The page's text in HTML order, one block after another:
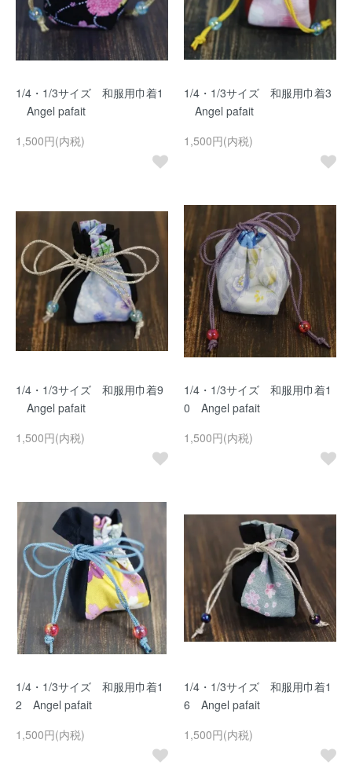
1/4・1/3サイズ 和服用巾着1
Angel pafait
1,500円(内税)
1/4・1/3サイズ 和服用巾着3
Angel pafait
1,500円(内税)
1/4・1/3サイズ 和服用巾着9
Angel pafait
1,500円(内税)
1/4・1/3サイズ 和服用巾着1
0 Angel pafait
1,500円(内税)
1/4・1/3サイズ 和服用巾着1
2 Angel pafait
1,500円(内税)
1/4・1/3サイズ 和服用巾着1
6 Angel pafait
1,500円(内税)